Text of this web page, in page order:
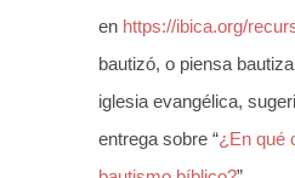
en https://ibica.org/
bautizó, o piensa
iglesia evangélica,
entrega sobre “¿En qué